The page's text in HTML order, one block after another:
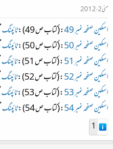
مئی 2، 2012
اسکین صفحہ نمبر 49 : (کتاب ص 49) : ٹائپنگ
اسکین صفحہ نمبر 50
: (کتاب ص 50) : ٹائپنگ
اسکین صفحہ نمبر 51
: (کتاب ص 51) : ٹائپنگ
اسکین صفحہ نمبر 52
: (کتاب ص 52) : ٹائپنگ
اسکین صفحہ نمبر 53
: (کتاب ص 53) : ٹائپنگ
اسکین صفحہ نمبر 54
: (کتاب ص 54) : ٹائپنگ
1